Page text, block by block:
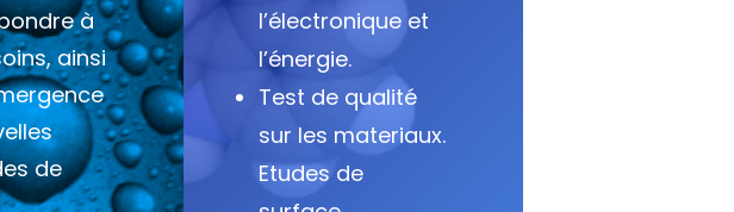
à
ainsi
de
l’électronique et
l’énergie.
Test de qualité
sur les materiaux.
Etudes de